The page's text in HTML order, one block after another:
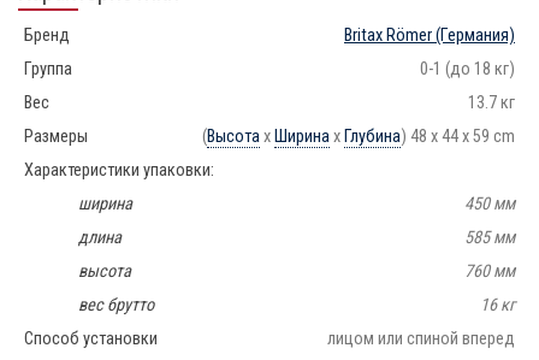
Бренд Britax Römer(Германия)
Группа
0-1 (до 18 кг)
Вес
13.7 кг
Размеры
(ВысотаxШиринаxГлубина) 48 x 44 x 59 cm
Характеристики упаковки:
ширина
450 мм
длина
585 мм
высота
760 мм
вес брутто
16 кг
Способ установки
лицом или спиной вперед